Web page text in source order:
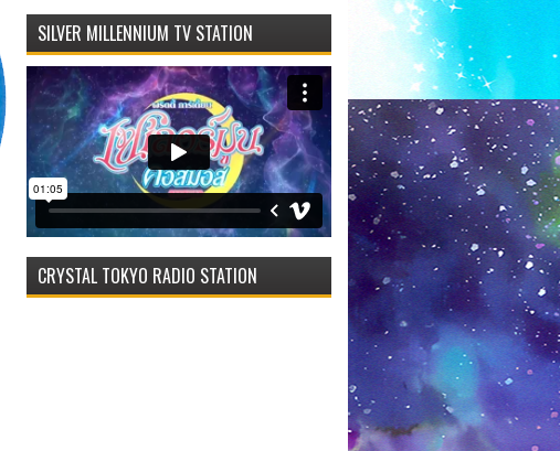
SILVER MILLENNIUM TV STATION
CRYSTAL TOKYO RADIO STATION